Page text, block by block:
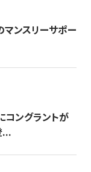
マンスリーサポー
コングラントが
...